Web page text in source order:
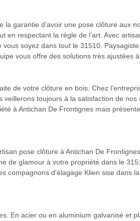
la garantie d’avoir une pose clôture aux
en respectant la règle de l’art. Avec
soyez dans tout le 31510.
vous offre des solutions très ajustées
de votre clôture en bois. Chez
toujours à la satisfaction de nos
à Antichan De Frontignes mais
pose clôture à Antichan De
de glamour à votre propriété dans le
compagnons d'élagage Klien sise dans
En acier ou en aluminium galvanisé et